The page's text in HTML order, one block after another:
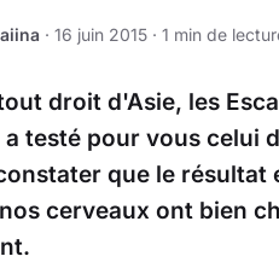
· 16 juin 2015 · 1 min de
droit d'Asie, les
testé pour vous celui
que le
cerveaux ont bien